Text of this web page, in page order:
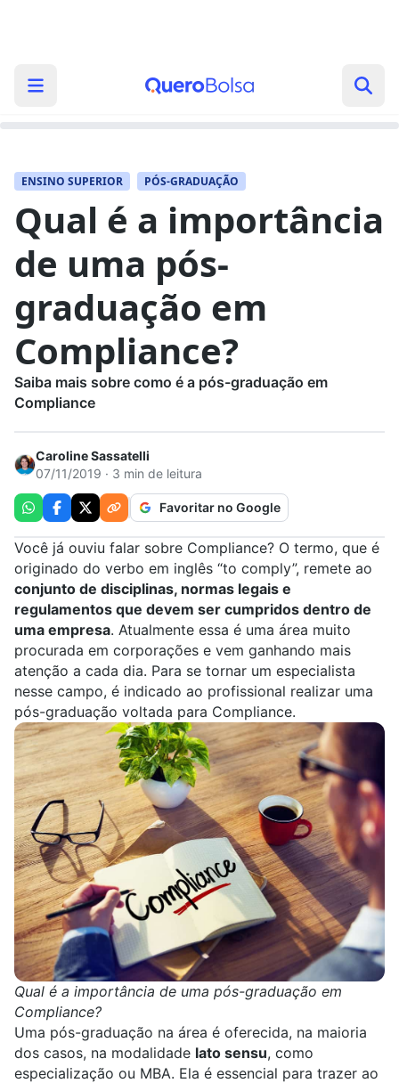
ENSINO SUPERIOR PÓS-GRADUAÇÃO
Qual é a importância
de uma pós-
graduação em
Compliance?
Saiba mais sobre como é a pós-graduação em
Compliance
Caroline Sassatelli
07/11/2019 · 3 min de leitura
Favoritar no Google
Você já ouviu falar sobre Compliance? O termo, que é
originado do verbo em inglês “to comply”, remete ao
conjunto de disciplinas, normas legais e
regulamentos que devem ser cumpridos dentro de
uma empresa. Atualmente essa é uma área muito
procurada em corporações e vem ganhando mais
atenção a cada dia. Para se tornar um especialista
nesse campo, é indicado ao profissional realizar uma
pós-graduação voltada para Compliance.
Qual é a importância de uma pós-graduação em
Compliance?
Uma pós-graduação na área é oferecida, na maioria
dos casos, na modalidade lato sensu, como
especialização ou MBA. Ela é essencial para trazer ao